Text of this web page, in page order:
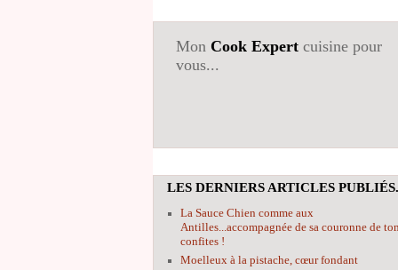
Mon Cook Expert cuisine pour
vous...
LES DERNIERS ARTICLES
La Sauce Chien comme aux
Antilles...accompagnée de sa couronne de
confites !
Moelleux à la pistache, cœur fondant